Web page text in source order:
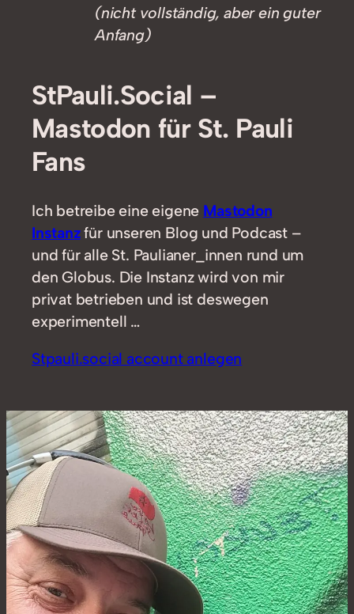
(nicht vollständig, aber ein guter
Anfang)
StPauli.Social –
Mastodon für St. Pauli
Fans
Ich betreibe eine eigene Mastodon
Instanzfür unseren Blog und Podcast –
und für alle St. Paulianer_innen rund um
den Globus. Die Instanz wird von mir
privat betrieben und ist deswegen
experimentell …
Stpauli.social account anlegen